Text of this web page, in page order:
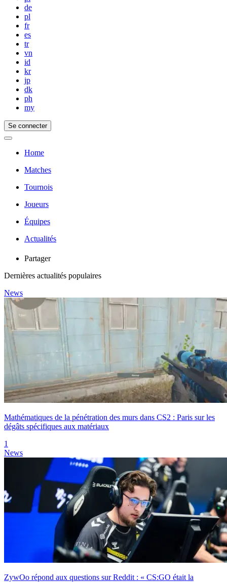
de
pl
fr
es
tr
vn
id
kr
jp
dk
ph
my
Se connecter
Home
Matches
Tournois
Joueurs
Équipes
Actualités
Partager
Dernières actualités populaires
News
Mathématiques de la pénétration des murs dans CS2 : Paris sur les
dégâts spécifiques aux matériaux
1
News
ZywOo répond aux questions sur Reddit : « CS:GO était la